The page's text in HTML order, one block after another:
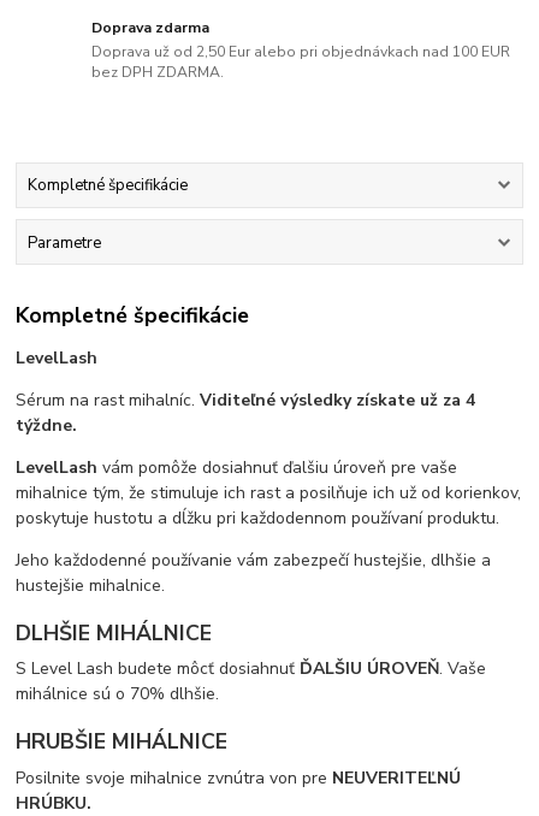
Doprava zdarma
Doprava už od 2,50 Eur alebo pri objednávkach nad 100 EUR
bez DPH ZDARMA.
Kompletné špecifikácie
Parametre
Kompletné špecifikácie
LevelLash
Sérum na rast mihalníc.Viditeľné výsledky získate už za 4
týždne.
LevelLash vám pomôže dosiahnuť ďalšiu úroveň pre vaše
mihalnice tým, že stimuluje ich rast a posilňuje ich už od korienkov,
poskytuje hustotu a dĺžku pri každodennom používaní produktu.
Jeho každodenné používanie vám zabezpečí hustejšie, dlhšie a
hustejšie mihalnice.
DLHŠIE MIHÁLNICE
S Level Lash budete môcť dosiahnuť ĎALŠIU ÚROVEŇ. Vaše
mihálnice sú o 70% dlhšie.
HRUBŠIE MIHÁLNICE
Posilnite svoje mihalnice zvnútra von pre NEUVERITEĽNÚ
HRÚBKU.